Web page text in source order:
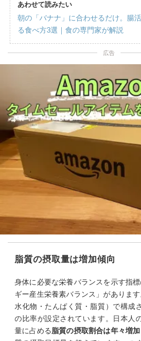
あわせて読みたい
朝の「バナナ」に合わせるだけ。腸
る食べ方3選｜食の専門家が解説
広告
脂質の摂取量は増加傾向
身体に必要な栄養バランスを示す指
ギー産生栄養素バランス」がありま
水化物・たんぱく質・脂質）で構成
の比率が設定されています。日本人
量に占める脂質の摂取割合は年々増加